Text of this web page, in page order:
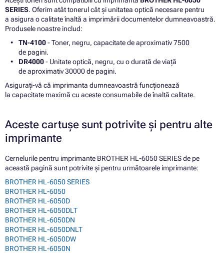
SERIES. Oferim atât tonerul cât și unitatea optică necesare pentru
a asigura o calitate înaltă a imprimării documentelor dumneavoastră.
Produsele noastre includ:
TN-4100- Toner, negru, capacitate de aproximativ 7500
de pagini.
DR4000- Unitate optică, negru, cu o durată de viață
de aproximativ 30000 de pagini.
Asigurați-vă că imprimanta dumneavoastră funcționează
la capacitate maximă cu aceste consumabile de înaltă calitate.
Aceste cartușe sunt potrivite și pentru alte
imprimante
Cernelurile pentru imprimante BROTHER HL-6050 SERIES de pe
această pagină sunt potrivite și pentru următoarele imprimante:
BROTHER HL-6050 SERIES
BROTHER HL-6050
BROTHER HL-6050D
BROTHER HL-6050DLT
BROTHER HL-6050DN
BROTHER HL-6050DNLT
BROTHER HL-6050DW
BROTHER HL-6050N